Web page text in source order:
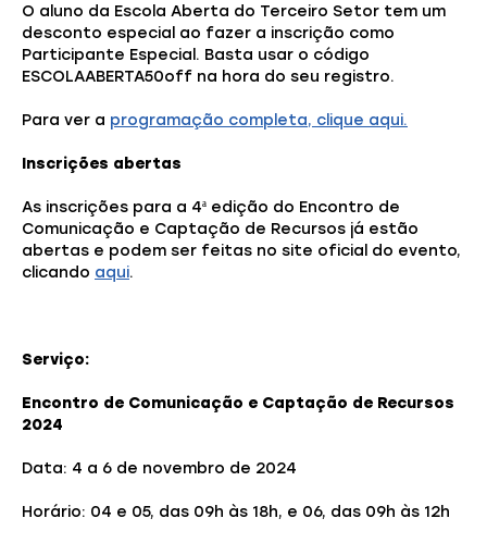
O aluno da Escola Aberta do Terceiro Setor tem um
desconto especial ao fazer a inscrição como
Participante Especial. Basta usar o código
ESCOLAABERTA50off na hora do seu registro.
Para ver a programação completa, clique aqui.
Inscrições abertas
As inscrições para a 4ª edição do Encontro de
Comunicação e Captação de Recursos já estão
abertas e podem ser feitas no site oficial do evento,
clicando aqui.
Serviço:
Encontro de Comunicação e Captação de Recursos
2024
Data: 4 a 6 de novembro de 2024
Horário: 04 e 05, das 09h às 18h, e 06, das 09h às 12h